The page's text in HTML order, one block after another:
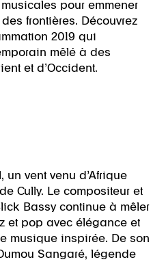
pour emmener
frontières. Découvrez
2019 qui
mêlé à des
et d’Occident.
un vent venu d’Afrique
Cully. Le compositeur et
Bassy continue à mêler
et pop avec élégance et
musique inspirée. De son
Sangaré, légende